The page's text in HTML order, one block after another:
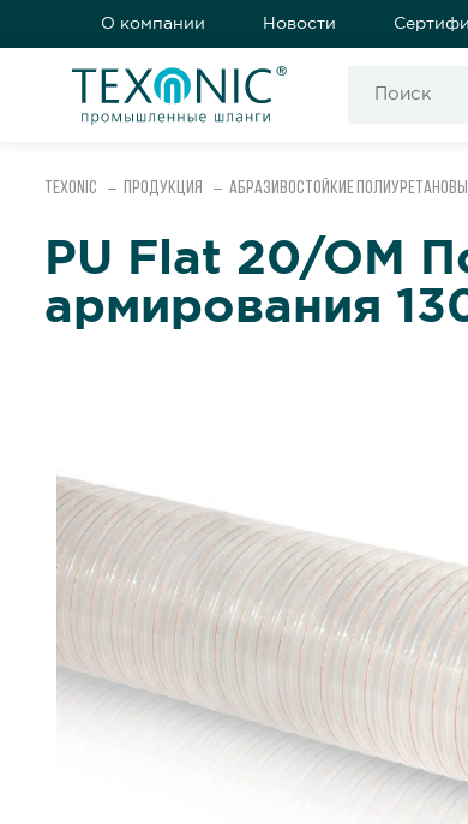
О компании Новости
Texonic Продукция Абразивостойкие
PU Flat 20/OM
армирования